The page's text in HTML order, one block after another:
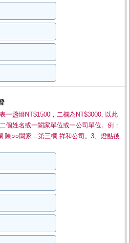
一盞燈NT$1500，二欄為NT$3000, 以此
個姓名或一闔家單位或一公司單位。例：
陳○○闔家，第三欄 祥和公司。3、燈點後